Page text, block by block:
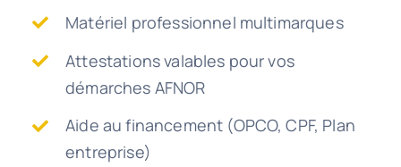
Matériel professionnel multimarques
Attestations valables pour vos
démarches AFNOR
Aide au financement (OPCO, CPF, Plan
entreprise)